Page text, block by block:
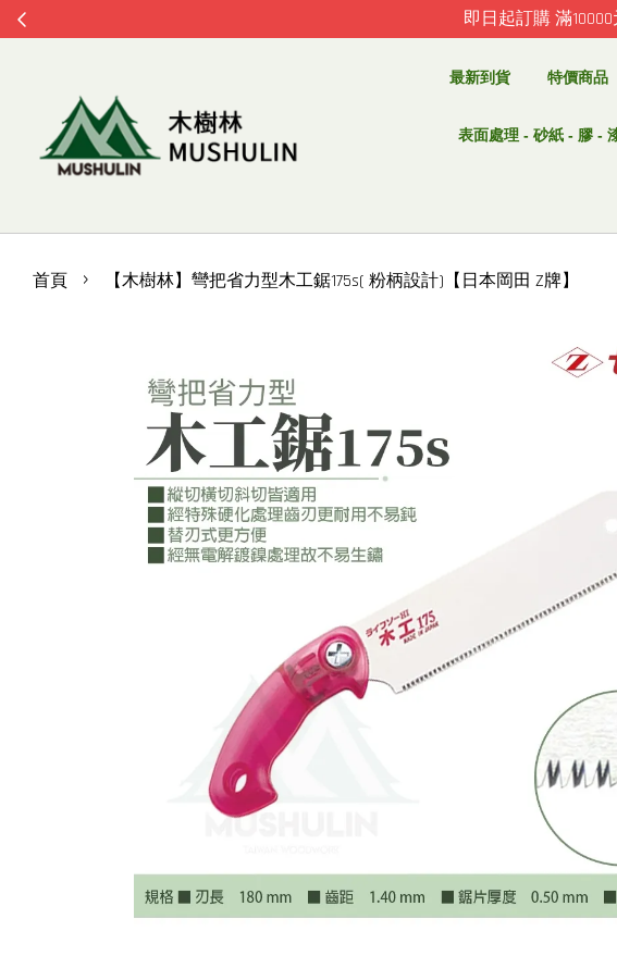
即日起訂購 滿
最新到貨 特價商品
表面處理 - 砂紙 - 膠 -
首頁 › 【木樹林】彎把省力型木工鋸175s( 粉柄設計)【日本岡田 Z牌】